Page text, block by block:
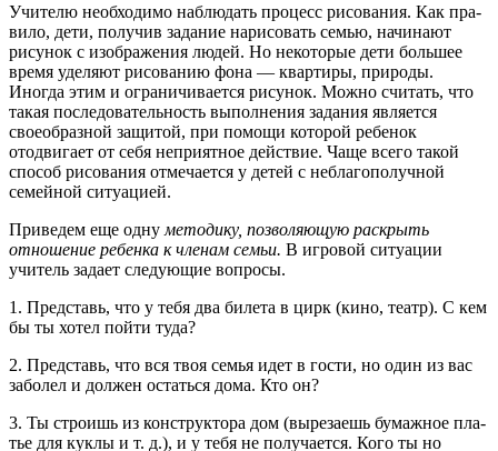
Учителю необходимо наблюдать процесс рисования. Как пра­
вило, дети, получив задание нарисовать семью, начинают
рису­нок с изображения людей. Но некоторые дети большее
время уде­ляют рисованию фона — квартиры, природы.
Иногда этим и огра­ничивается рисунок. Можно считать, что
такая последовательность выполнения задания является
своеобразной защитой, при помо­щи которой ребенок
отодвигает от себя неприятное действие. Чаще всего такой
способ рисования отмечается у детей с неблагополуч­ной
семейной ситуацией.
Приведем еще одну методику, позволяющую раскрыть
отноше­ние ребенка к членам семьи. В игровой ситуации
учитель задает сле­дующие вопросы.
1. Представь, что у тебя два билета в цирк (кино, театр). С кем
бы ты хотел пойти туда?
2. Представь, что вся твоя семья идет в гости, но один из вас
заболел и должен остаться дома. Кто он?
3. Ты строишь из конструктора дом (вырезаешь бумажное пла­
тье для куклы и т. д.), и у тебя не получается. Кого ты но